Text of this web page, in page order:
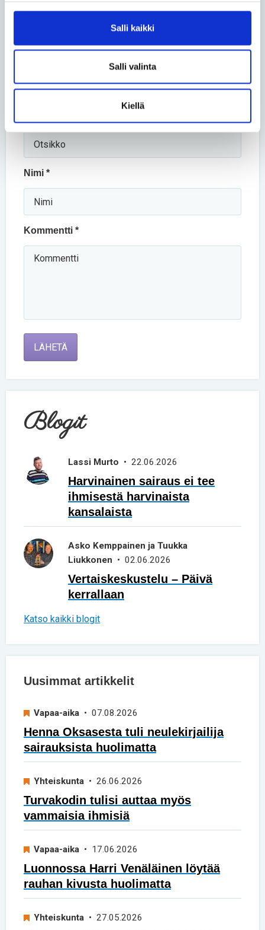
Salli kaikki
Salli valinta
Kiellä
Pakolliset kentät on merkitty tähdellä (*).
Nimi *
Kommentti *
LÄHETÄ
Blogit
Lassi Murto • 22.06.2026
Harvinainen sairaus ei tee
ihmisestä harvinaista
kansalaista
Asko Kemppainen ja Tuukka
Liukkonen • 02.06.2026
Vertaiskeskustelu – Päivä
kerrallaan
Katso kaikki blogit
Uusimmat artikkelit
Vapaa-aika • 07.08.2026
Henna Oksasesta tuli neulekirjailija
sairauksista huolimatta
Yhteiskunta • 26.06.2026
Turvakodin tulisi auttaa myös
vammaisia ihmisiä
Vapaa-aika • 17.06.2026
Luonnossa Harri Venäläinen löytää
rauhan kivusta huolimatta
Yhteiskunta • 27.05.2026